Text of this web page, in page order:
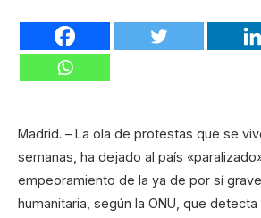
Madrid. – La ola de protestas que se
semanas, ha dejado al país
empeoramiento de la ya de por sí
humanitaria, según la ONU, que